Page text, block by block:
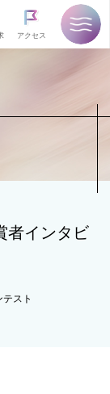
アクセス
者インタビ
スト